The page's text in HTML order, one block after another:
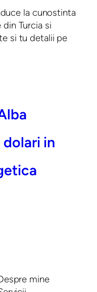
la cunostinta
Turcia si
si tu detalii pe
in
mine